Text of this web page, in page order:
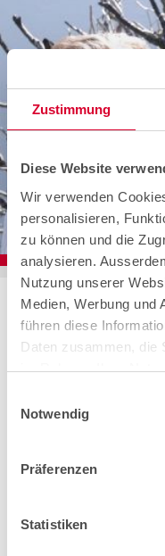
Zustimmung
Diese Website
Wir verwenden
personalisieren,
zu können und die
analysieren.
Nutzung unserer
Medien, Werbung und
führen diese
Daten zusammen, die
im Rahmen Ihrer
Notwendig
Präferenzen
Statistiken
cablex realisiert
cablex
für öffentliche
und ein